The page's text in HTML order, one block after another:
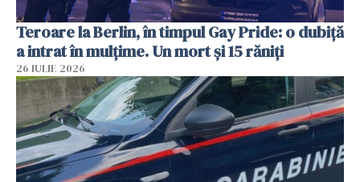
Teroare la Berlin, în timpul Gay Pride: o dubiță
a intrat în mulțime. Un mort și 15 răniți
26 IULIE 2026